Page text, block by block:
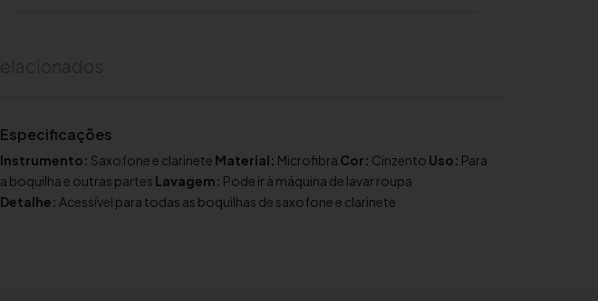
d
e
P
a
Especificações
Instrumento: Saxofone e clarinete Material: Microfibra Cor: Cinzento Uso: Para
a boquilha e outras partes Lavagem: Pode ir à máquina de lavar roupa
Detalhe: Acessível para todas as boquilhas de saxofone e clarinete